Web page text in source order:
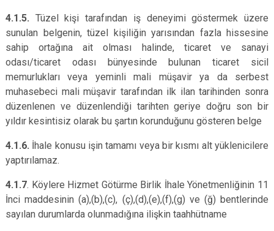
4.1.5. Tüzel kişi tarafından iş deneyimi göstermek üzere
sunulan belgenin, tüzel kişiliğin yarısından fazla hissesine
sahip ortağına ait olması halinde, ticaret ve sanayi
odası/ticaret odası bünyesinde bulunan ticaret sicil
memurlukları veya yeminli mali müşavir ya da serbest
muhasebeci mali müşavir tarafından ilk ilan tarihinden sonra
düzenlenen ve düzenlendiği tarihten geriye doğru son bir
yıldır kesintisiz olarak bu şartın korunduğunu gösteren belge
4.1.6. İhale konusu işin tamamı veya bir kısmı alt yüklenicilere
yaptırılamaz.
4.1.7. Köylere Hizmet Götürme Birlik İhale Yönetmenliğinin 11
İnci maddesinin (a),(b),(c), (ç),(d),(e),(f),(g) ve (ğ) bentlerinde
sayılan durumlarda olunmadığına ilişkin taahhütname